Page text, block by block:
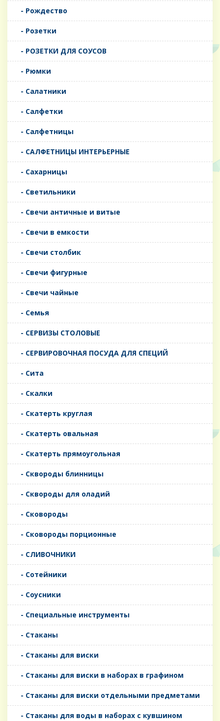
- Рождество
- Розетки
- РОЗЕТКИ ДЛЯ СОУСОВ
- Рюмки
- Салатники
- Салфетки
- Салфетницы
- САЛФЕТНИЦЫ ИНТЕРЬЕРНЫЕ
- Сахарницы
- Светильники
- Свечи античные и витые
- Свечи в емкости
- Свечи столбик
- Свечи фигурные
- Свечи чайные
- Семья
- СЕРВИЗЫ СТОЛОВЫЕ
- СЕРВИРОВОЧНАЯ ПОСУДА ДЛЯ СПЕЦИЙ
- Сита
- Скалки
- Скатерть круглая
- Скатерть овальная
- Скатерть прямоугольная
- Сквороды блинницы
- Сквороды для оладий
- Сковороды
- Сковороды порционные
- СЛИВОЧНИКИ
- Сотейники
- Соусники
- Специальные инструменты
- Стаканы
- Стаканы для виски
- Стаканы для виски в наборах в графином
- Стаканы для виски отдельными предметами
- Стаканы для воды в наборах с кувшином